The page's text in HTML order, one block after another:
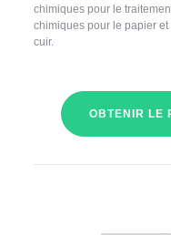
chimiques pour le
chimiques pour le papier
cuir.
OBTENIR LE